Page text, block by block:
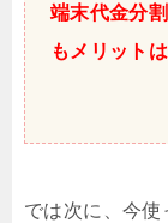
端末代金分
もメリット
では次に、今